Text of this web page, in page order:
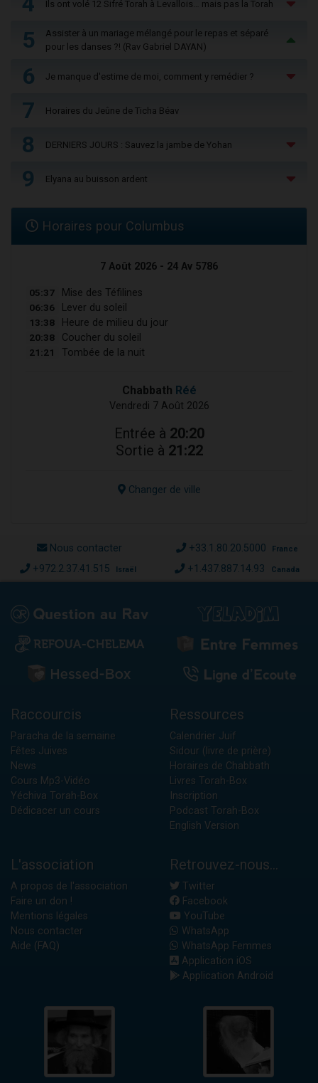
Ils ont volé 12 Sifré Torah à Levallois… mais pas la Torah
5
Assister à un mariage mélangé pour le repas et séparé
pour les danses ?! (Rav Gabriel DAYAN)
6 Je manque d'estime de moi, comment y remédier ?
7 Horaires du Jeûne de Ticha Béav
8 DERNIERS JOURS : Sauvez la jambe de Yohan
9 Elyana au buisson ardent
Horaires pour Columbus
7 Août 2026 - 24 Av 5786
05:37 Mise des Téfilines
06:36 Lever du soleil
13:38 Heure de milieu du jour
20:38 Coucher du soleil
21:21 Tombée de la nuit
Chabbath Réé
Vendredi 7 Août 2026
Entrée à 20:20
Sortie à 21:22
Changer de ville
Nous contacter +33.1.80.20.5000 France
+972.2.37.41.515 Israël +1.437.887.14.93 Canada
Raccourcis
Paracha de la semaine
Fêtes Juives
News
Cours Mp3-Vidéo
Yéchiva Torah-Box
Dédicacer un cours
Ressources
Calendrier Juif
Sidour (livre de prière)
Horaires de Chabbath
Livres Torah-Box
Inscription
Podcast Torah-Box
English Version
L'association
A propos de l'association
Faire un don !
Mentions légales
Nous contacter
Aide (FAQ)
Retrouvez-nous...
Twitter
Facebook
YouTube
WhatsApp
WhatsApp Femmes
Application iOS
Application Android